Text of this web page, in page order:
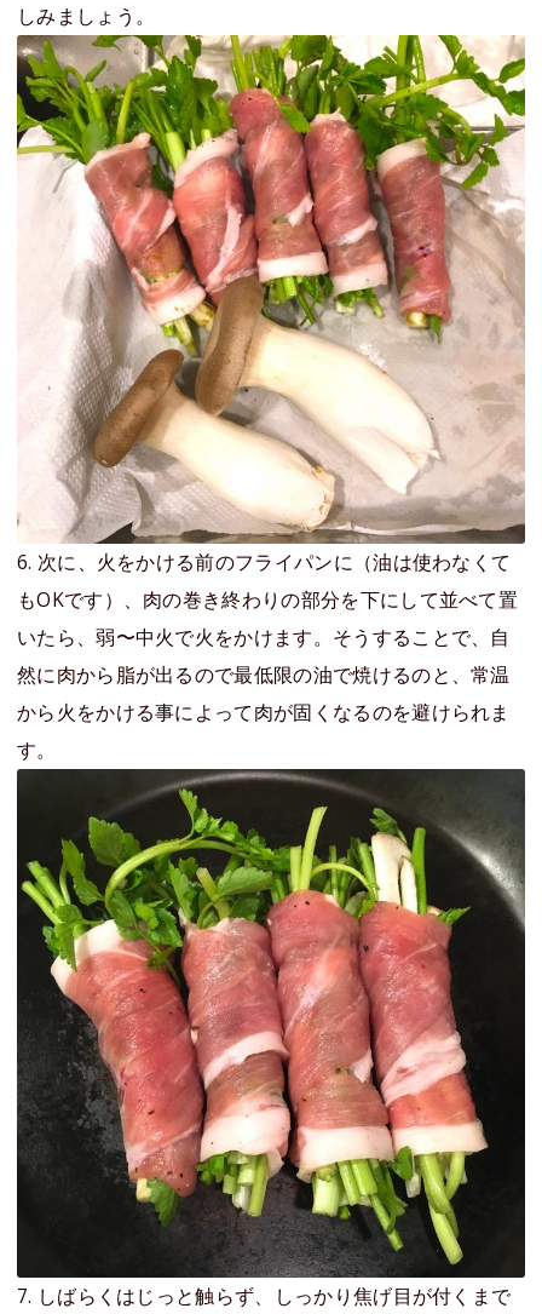
しみましょう。
6. 次に、火をかける前のフライパンに（油は使わなくて
もOKです）、肉の巻き終わりの部分を下にして並べて置
いたら、弱〜中火で火をかけます。そうすることで、自
然に肉から脂が出るので最低限の油で焼けるのと、常温
から火をかける事によって肉が固くなるのを避けられま
す。
7. しばらくはじっと触らず、しっかり焦げ目が付くまで